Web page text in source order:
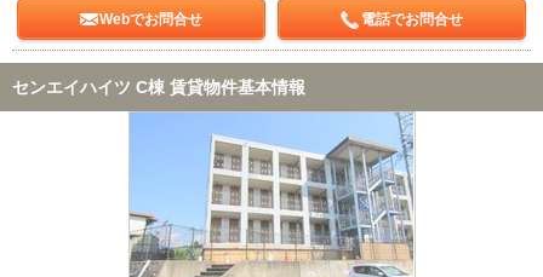
Webでお問合せ 電話でお問合せ
センエイハイツ C棟 賃貸物件基本情報